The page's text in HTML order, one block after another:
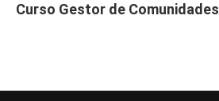
Curso Gestor de Comunidades